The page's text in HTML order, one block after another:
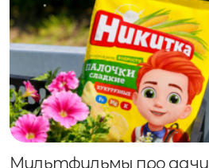
Мультфильмы про дачу